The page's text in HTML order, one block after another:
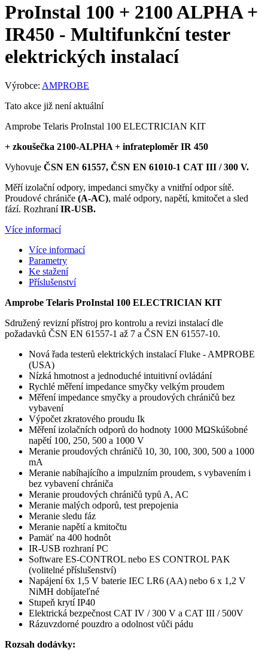
ProInstal 100 + 2100 ALPHA +
IR450 - Multifunkční tester
elektrických instalací
Výrobce: AMPROBE
Tato akce již není aktuální
Amprobe Telaris ProInstal 100 ELECTRICIAN KIT
+ zkoušečka 2100-ALPHA + infrateploměr IR 450
Vyhovuje ČSN EN 61557, ČSN EN 61010-1 CAT III / 300 V.
Měří izolační odpory, impedanci smyčky a vnitřní odpor sítě.
Proudové chrániče (A-AC), malé odpory, napětí, kmitočet a sled
fází. RozhraníIR-USB.
Více informací
Více informací
Parametry
Ke stažení
Příslušenství
Amprobe Telaris ProInstal 100 ELECTRICIAN KIT
Sdružený revizní přístroj pro kontrolu a revizi instalací dle
požadavků ČSN EN 61557-1 až 7 a ČSN EN 61557-10.
Nová řada testerů elektrických instalací Fluke - AMPROBE
(USA)
Nízká hmotnost a jednoduché intuitivní ovládání
Rychlé měření impedance smyčky velkým proudem
Měření impedance smyčky a proudových chráničů bez
vybavení
Výpočet zkratového proudu Ik
Měření izolačních odporů do hodnoty 1000 MΩSkúšobné
napětí 100, 250, 500 a 1000 V
Meranie proudových chráničů 10, 30, 100, 300, 500 a 1000
mA
Meranie nabíhajícího a impulzním proudem, s vybavením i
bez vybavení chrániča
Meranie proudových chráničů typů A, AC
Meranie malých odporů, test prepojenia
Meranie sledu fáz
Meranie napětí a kmitočtu
Pamäť na 400 hodnôt
IR-USB rozhraní PC
Software ES-CONTROL nebo ES CONTROL PAK
(volitelné příslušenství)
Napájení 6x 1,5 V baterie IEC LR6 (AA) nebo 6 x 1,2 V
NiMH dobíjateľné
Stupeň krytí IP40
Elektrická bezpečnost CAT IV / 300 V a CAT III / 500V
Rázuvzdorné pouzdro a odolnost vůči pádu
Rozsah dodávky: